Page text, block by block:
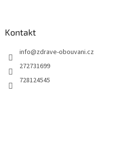
Kontakt
info@zdrave-obouvani.cz
272731699
728124545